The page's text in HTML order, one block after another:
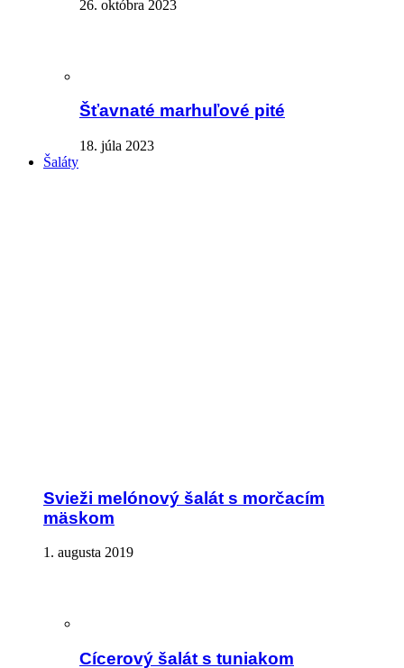
26. októbra 2023
Šťavnaté marhuľové pité
18. júla 2023
Šaláty
Svieži melónový šalát s morčacím
mäskom
1. augusta 2019
Cícerový šalát s tuniakom